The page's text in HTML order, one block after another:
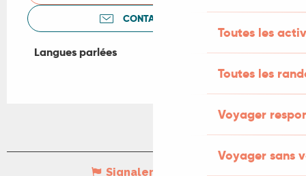
Toutes les
Toutes les
Voyager
Voyager sans
CONTACTEZ-NOUS
Langues parlées
Langues parlées
Signaler une erreur